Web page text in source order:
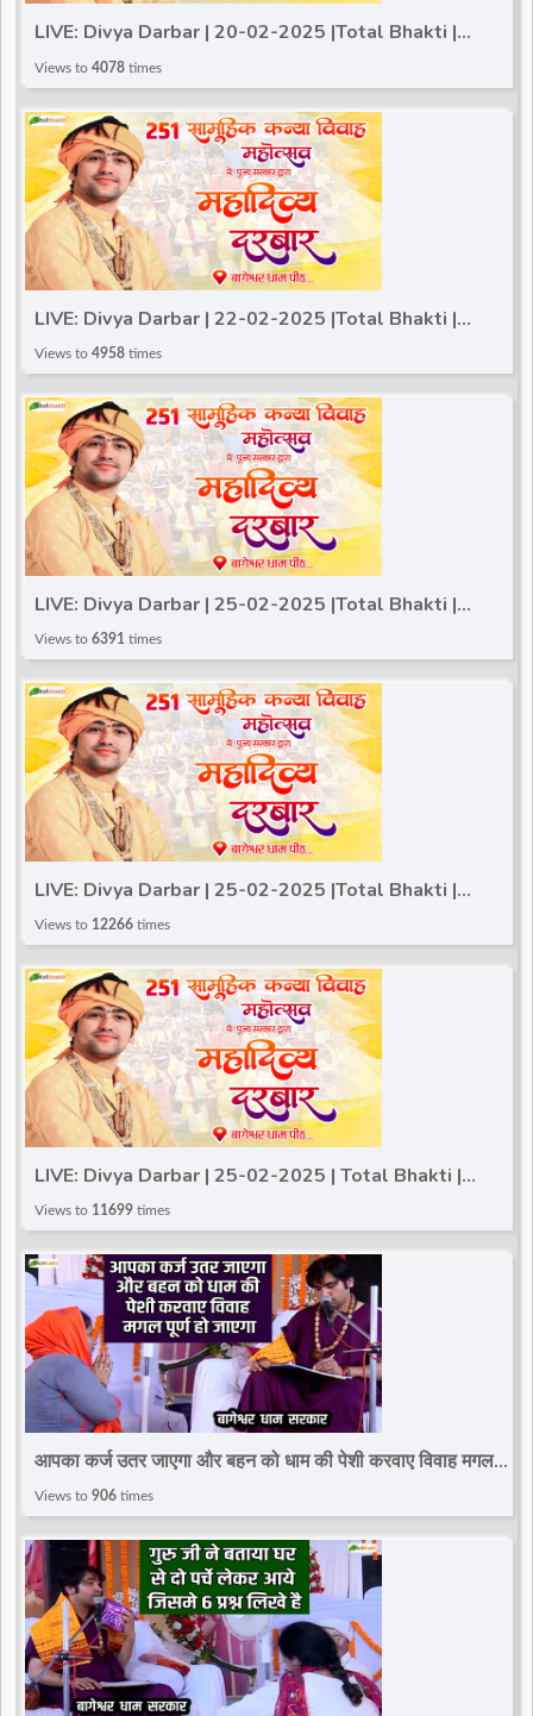
LIVE: Divya Darbar | 20-02-2025 |Total Bhakti |
Bageshwar Dham Sarkar | Gram Gadha, (Chhatarpur)
Views to 4078 times
LIVE: Divya Darbar | 22-02-2025 |Total Bhakti |
Bageshwar Dham Sarkar | Gram Gadha, (Chhatarpur)
Views to 4958 times
LIVE: Divya Darbar | 25-02-2025 |Total Bhakti |
Bageshwar Dham Sarkar | Gram Gadha, (Chhatarpur)
Views to 6391 times
LIVE: Divya Darbar | 25-02-2025 |Total Bhakti |
Bageshwar Dham Sarkar | Gram Gadha, (Chhatarpur)
Views to 12266 times
LIVE: Divya Darbar | 25-02-2025 | Total Bhakti |
Bageshwar Dham Sarkar | Gram Gadha, (Chhatarpur)
Views to 11699 times
आपका कर्ज उतर जाएगा और बहन को धाम की पेशी करवाए विवाह मगल
पूर्ण हो जाएगा~Divya Darbar~Bageshwar Dham
Views to 906 times